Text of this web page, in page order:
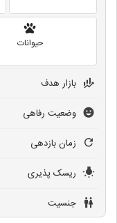
حیوانات
بازار هدف
وضعیت رفاهی
زمان بازدهی
ریسک پذیری
جنسیت